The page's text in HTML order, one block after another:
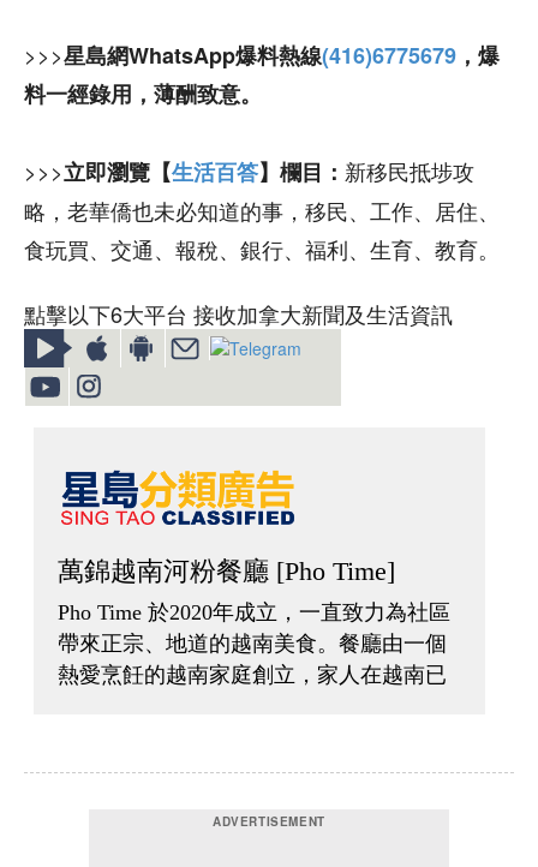
>>>星島網WhatsApp爆料熱線(416)6775679 ，爆
料一經錄用，薄酬致意。
>>>立即瀏覽【生活百答】欄目： 新移民抵埗攻
略，老華僑也未必知道的事，移民、工作、居住、
食玩買、交通、報稅、銀行、福利、生育、教育。
點擊以下6大平台 接收加拿大新聞及生活資訊